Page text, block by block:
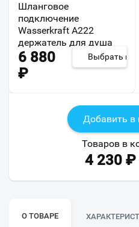
Шланговое
подключение
Wasserkraft A222
держатель для душа
6 880
₽
Выбрать из 3
Добавить в
Товаров в
4 230₽
О ТОВАРЕ